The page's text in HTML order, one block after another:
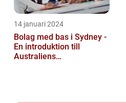
14 januari 2024
Bolag med bas i Sydney -
En introduktion till
Australiens